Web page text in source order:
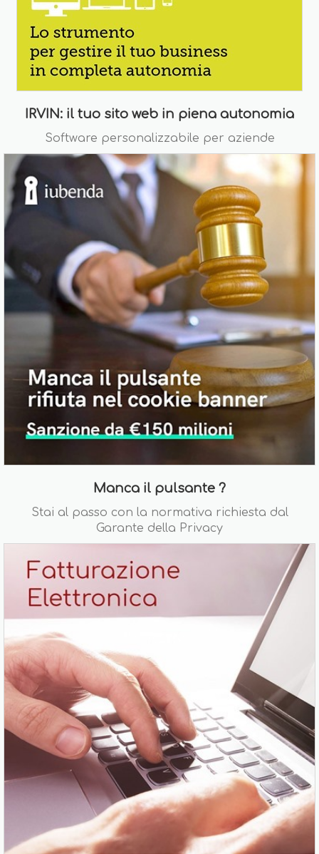
IRVIN: il tuo sito web in piena autonomia
Software personalizzabile per aziende
Manca il pulsante ?
Stai al passo con la normativa richiesta dal
Garante della Privacy